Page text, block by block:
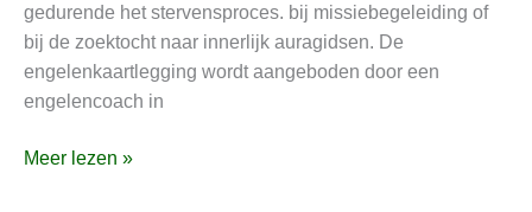
gedurende het stervensproces. bij missiebegeleiding of
bij de zoektocht naar innerlijk auragidsen. De
engelenkaartlegging wordt aangeboden door een
engelencoach in
engelkaarten
steun
bieden
Meer lezen »